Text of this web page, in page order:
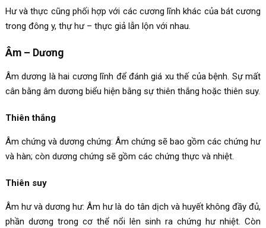
Hư và thực cũng phối hợp với các cương lĩnh khác của bát cương
trong đông y, thự hư – thực giả lẫn lộn với nhau.
Âm – Dương
Âm dương là hai cương lĩnh để đánh giá xu thế của bệnh. Sự mất
cân bằng âm dương biểu hiện bằng sự thiên thắng hoặc thiên suy.
Thiên thắng
Âm chứng và dương chứng: Âm chứng sẽ bao gồm các chứng hư
và hàn; còn dương chứng sẽ gồm các chứng thực và nhiệt.
Thiên suy
Âm hư và dương hư: Âm hư là do tân dịch và huyết không đầy đủ,
phần dương trong cơ thể nổi lên sinh ra chứng hư nhiệt. Còn